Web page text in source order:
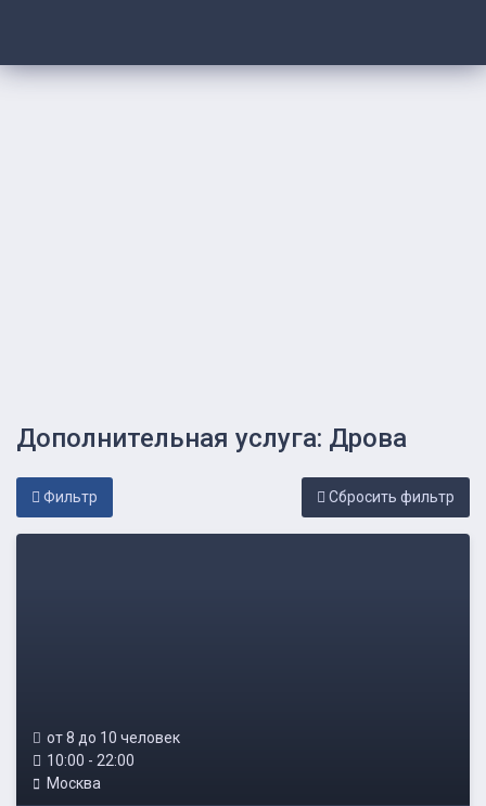
Дополнительная услуга: Дрова
Фильтр Cбросить фильтр
от 8 до 10 человек
10:00 - 22:00
Москва